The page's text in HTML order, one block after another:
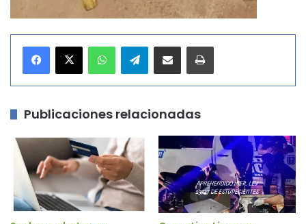
Telegram
Publicaciones relacionadas